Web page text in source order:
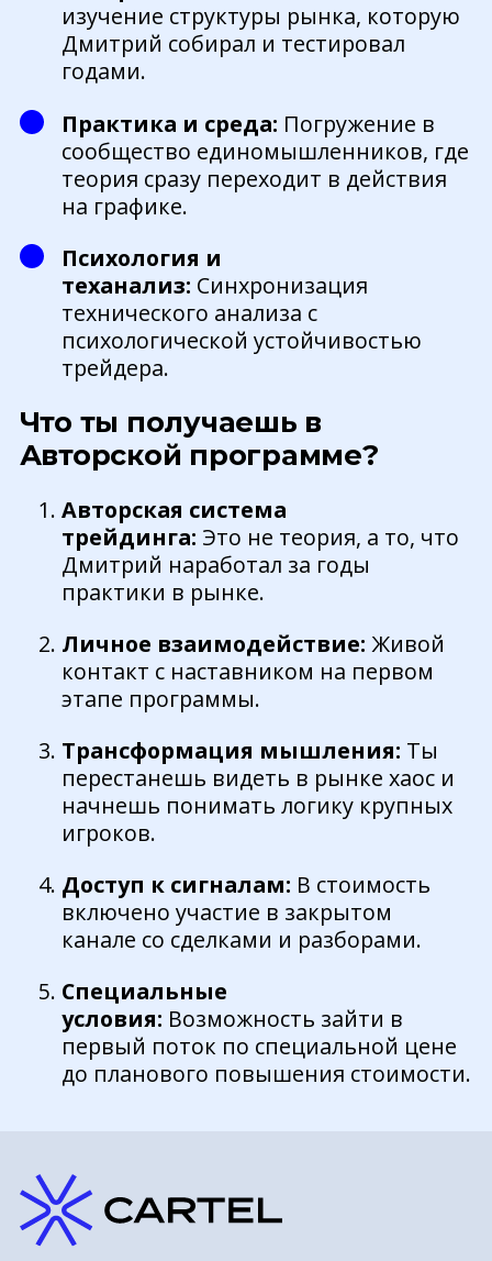
изучение структуры рынка, которую
Дмитрий собирал и тестировал
годами.
Практика и среда: Погружение в
сообщество единомышленников, где
теория сразу переходит в действия
на графике.
Психология и
теханализ: Синхронизация
технического анализа с
психологической устойчивостью
трейдера.
Что ты получаешь в
Авторской программе?
Авторская система
трейдинга: Это не теория, а то, что
Дмитрий наработал за годы
практики в рынке.
Личное взаимодействие: Живой
контакт с наставником на первом
этапе программы.
Трансформация мышления: Ты
перестанешь видеть в рынке хаос и
начнешь понимать логику крупных
игроков.
Доступ к сигналам: В стоимость
включено участие в закрытом
канале со сделками и разборами.
Специальные
условия: Возможность зайти в
первый поток по специальной цене
до планового повышения стоимости.